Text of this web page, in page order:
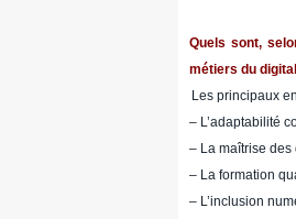
Quels sont,
métiers du
Les principaux
– L’adaptabilité
– La maîtrise
– La formation
– L’inclusion